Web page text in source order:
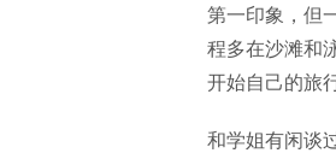
第一印象，但
程多在沙滩和
开始自己的旅行
和学姐有闲谈